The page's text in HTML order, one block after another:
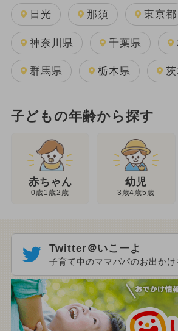
日光 那須 東京都
神奈川県 千葉県
群馬県 栃木県
子どもの年齢から探す
赤ちゃん
0歳1歳2歳
幼児
3歳4歳5歳
Twitter＠いこーよ
子育て中のママパパのお出かけ